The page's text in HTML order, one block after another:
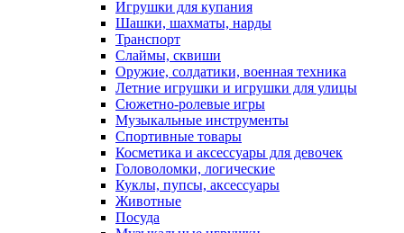
Игрушки для купания
Шашки, шахматы, нарды
Транспорт
Слаймы, сквиши
Оружие, солдатики, военная техника
Летние игрушки и игрушки для улицы
Сюжетно-ролевые игры
Музыкальные инструменты
Спортивные товары
Косметика и аксессуары для девочек
Головоломки, логические
Куклы, пупсы, аксессуары
Животные
Посуда